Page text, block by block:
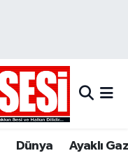
Dünya Ayaklı